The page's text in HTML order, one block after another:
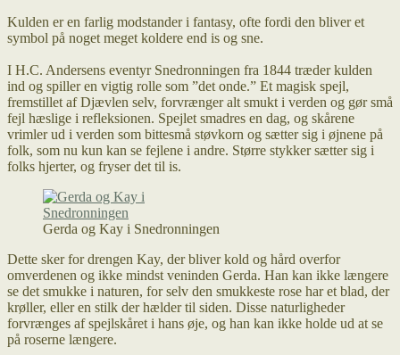
Kulden er en farlig modstander i fantasy, ofte fordi den bliver et
symbol på noget meget koldere end is og sne.
I H.C. Andersens eventyr Snedronningen fra 1844 træder kulden
ind og spiller en vigtig rolle som ”det onde.” Et magisk spejl,
fremstillet af Djævlen selv, forvrænger alt smukt i verden og gør små
fejl hæslige i refleksionen. Spejlet smadres en dag, og skårene
vrimler ud i verden som bittesmå støvkorn og sætter sig i øjnene på
folk, som nu kun kan se fejlene i andre. Større stykker sætter sig i
folks hjerter, og fryser det til is.
Gerda og Kay i Snedronningen
Dette sker for drengen Kay, der bliver kold og hård overfor
omverdenen og ikke mindst veninden Gerda. Han kan ikke længere
se det smukke i naturen, for selv den smukkeste rose har et blad, der
krøller, eller en stilk der hælder til siden. Disse naturligheder
forvrænges af spejlskåret i hans øje, og han kan ikke holde ud at se
på roserne længere.